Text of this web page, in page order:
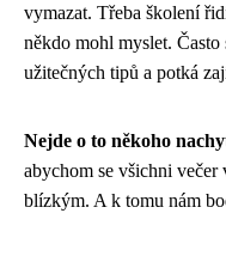
vymazat. Třeba školení
někdo mohl myslet.
užitečných tipů a potká
Nejde o to někoho
abychom se všichni
blízkým. A k tomu nám